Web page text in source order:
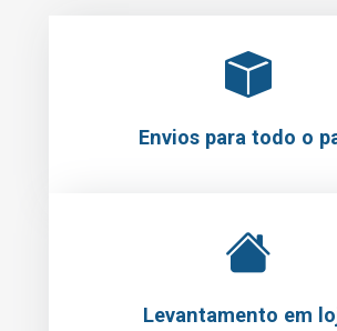
Envios para todo o
Levantamento em